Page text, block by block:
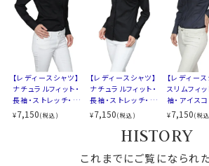
～写真着用モデルの寸法(7号サイズ着用
身長： 160cm/ 首回り： 30cm/ 肩幅
バスト： 83cm/ 胴回り： 64cm/ 袖丈
から)
サイズをお選びの際にご参考下さい。
▲サイズ選びのポイント
カフス
シングルボタン
コンバーチブルカフス
サイズ8
XS-5号・S-7号・M-9号・L-11
LL-13号・3L-15号・4L-17号
全７サイズ
スタイル
スリムフィット
生産国
中国
▼スポット商品につき再入荷はございませ
【レディースシャツ】
ナチュラルフィット・
長袖・ストレッチ・イ
ージーケア・イタリ
アンカラー
¥7,150(税込)
【レディースシャツ】
ナチュラルフィット・
長袖・ストレッチ・イ
ージーケア・ワイド
カラー
¥7,150(税込)
【レディース
スリムフィッ
袖・アイスコ
イージーケ
ンダウン・
¥7,150(税
HISTORY
これまでにご覧になられ